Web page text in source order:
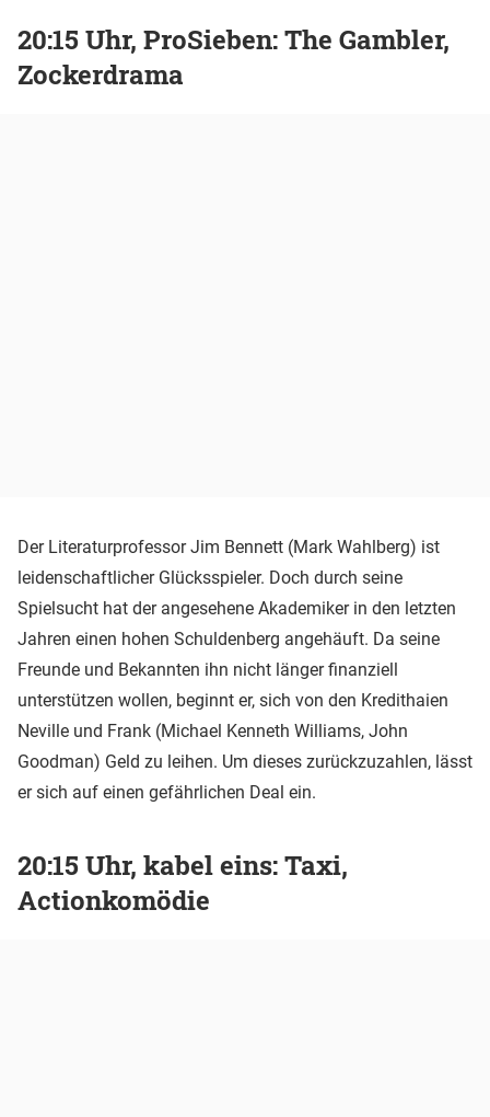
20:15 Uhr, ProSieben: The Gambler,
Zockerdrama
Der Literaturprofessor Jim Bennett (Mark Wahlberg) ist
leidenschaftlicher Glücksspieler. Doch durch seine
Spielsucht hat der angesehene Akademiker in den letzten
Jahren einen hohen Schuldenberg angehäuft. Da seine
Freunde und Bekannten ihn nicht länger finanziell
unterstützen wollen, beginnt er, sich von den Kredithaien
Neville und Frank (Michael Kenneth Williams, John
Goodman) Geld zu leihen. Um dieses zurückzuzahlen, lässt
er sich auf einen gefährlichen Deal ein.
20:15 Uhr, kabel eins: Taxi,
Actionkomödie